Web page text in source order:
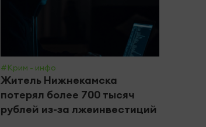
#Крим - инфо
Житель Нижнекамска
потерял более 700 тысяч
рублей из-за лжеинвестиций